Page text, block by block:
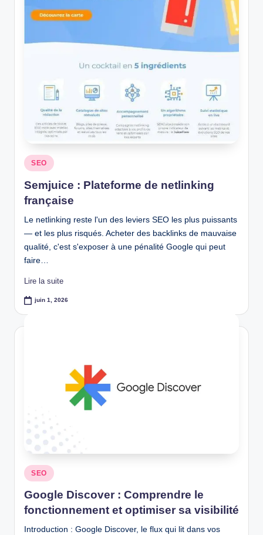
Posted
in
SEO
Semjuice : Plateforme de netlinking
française
Le netlinking reste l'un des leviers SEO les plus puissants
— et les plus risqués. Acheter des backlinks de mauvaise
qualité, c'est s'exposer à une pénalité Google qui peut
faire…
Lire la suite
juin 1, 2026
Posted
in
SEO
Google Discover : Comprendre le
fonctionnement et optimiser sa visibilité
Introduction : Google Discover, le flux qui lit dans vos